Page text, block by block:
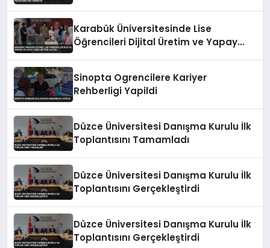
Karabük Üniversitesinde Lise
Öğrencileri Dijital Üretim ve Yapay
Sinopta Ogrencilere Kariyer
Rehberligi Yapildi
Düzce Üniversitesi Danışma Kurulu İlk
Toplantısını Tamamladı
Düzce Üniversitesi Danışma Kurulu İlk
Toplantısını Gerçekleştirdi
Düzce Üniversitesi Danışma Kurulu İlk
Toplantısını Gerçekleştirdi